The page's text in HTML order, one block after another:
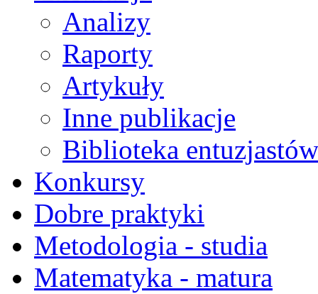
Analizy
Raporty
Artykuły
Inne publikacje
Biblioteka
Konkursy
Dobre praktyki
Metodologia - studia
Matematyka - matura